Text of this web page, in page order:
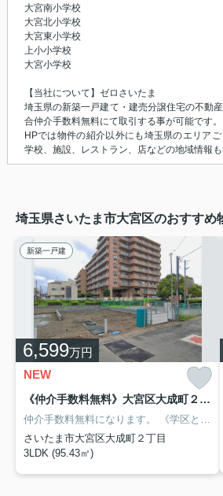
大宮南小学校
大宮北小学校
大宮東小学校
上小小学校
大宮小学校
【当社について】ゼロさいたま
埼玉県の新築一戸建て・建売分譲住宅の不動
合仲介手数料無料にて取引する事が可能です。
HPでは物件の紹介以外にも埼玉県のエリア
学校、施設、レストラン、店などの地域情報も
埼玉県さいたま市大宮区のおすすめ
新築一戸建
6,599万円
NEW
《仲介手数料無料》大宮区大成町２丁目476-1新築一戸建て 1号棟
仲介手数料無料になります。 《学区と学校までの距離》
さいたま市大宮区大成町２丁目
3LDK (95.43㎡)